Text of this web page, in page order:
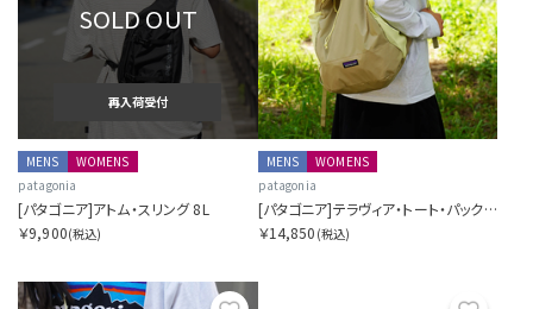
SOLD OUT
再入荷受付
MENS
WOMENS
patagonia
[パタゴニア]アトム・スリング 8L
￥9,900(税込)
MENS
WOMENS
patagonia
[パタゴニア]テラヴィア・トート・パック 24L
￥14,850 (税込)